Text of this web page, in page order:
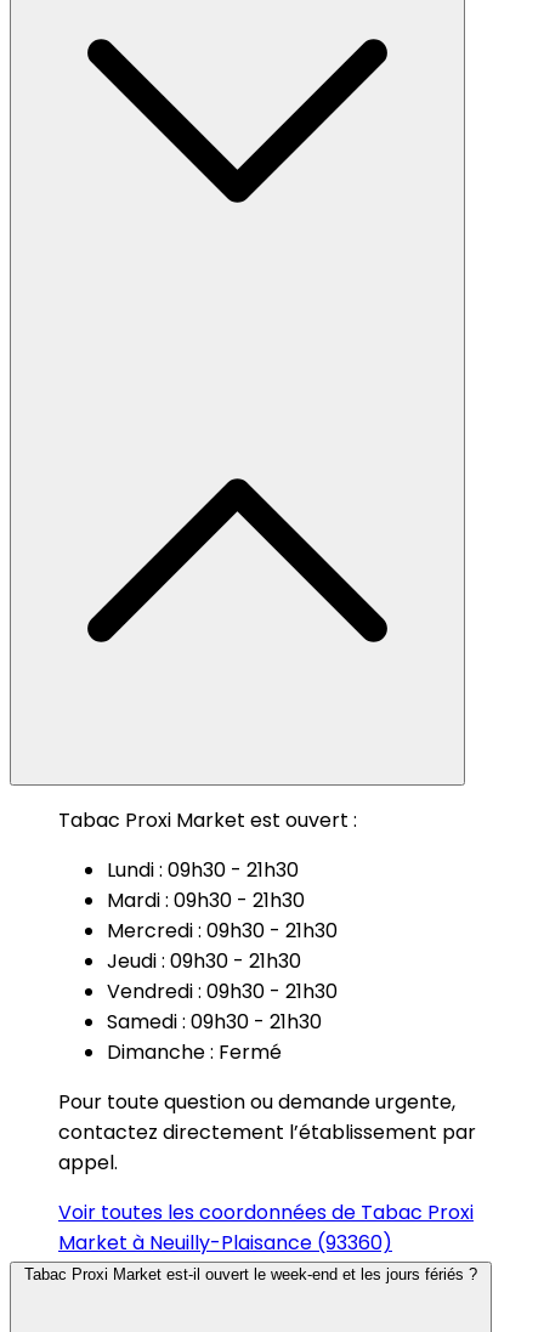
Tabac Proxi Market est ouvert :
Lundi : 09h30 - 21h30
Mardi : 09h30 - 21h30
Mercredi : 09h30 - 21h30
Jeudi : 09h30 - 21h30
Vendredi : 09h30 - 21h30
Samedi : 09h30 - 21h30
Dimanche : Fermé
Pour toute question ou demande urgente,
contactez directement l’établissement par
appel.
Voir toutes les coordonnées de Tabac Proxi
Market à Neuilly-Plaisance (93360)
Tabac Proxi Market est-il ouvert le week-end et les jours fériés ?